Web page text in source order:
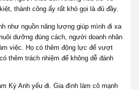
thành công ấy rất khó gọi là đủ đầy.
như nguồn năng lượng giúp mình đi xa
dưỡng đúng cách, người doanh nhân
việc. Họ có thêm động lực để vượt
thêm trách nhiệm để không dễ đánh
Kỳ Anh yếu đi. Gia đình làm cô mạnh